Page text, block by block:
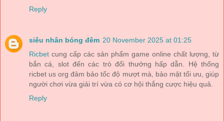
Reply
siêu nhân bóng đêm 20 November 2025 at 01:25
Ricbet cung cấp các sản phẩm game online chất lượng, từ
bắn cá, slot đến các trò đổi thưởng hấp dẫn. Hệ thống
ricbet us org đảm bảo tốc độ mượt mà, bảo mật tối ưu, giúp
người chơi vừa giải trí vừa có cơ hội thắng cược hiệu quả.
Reply